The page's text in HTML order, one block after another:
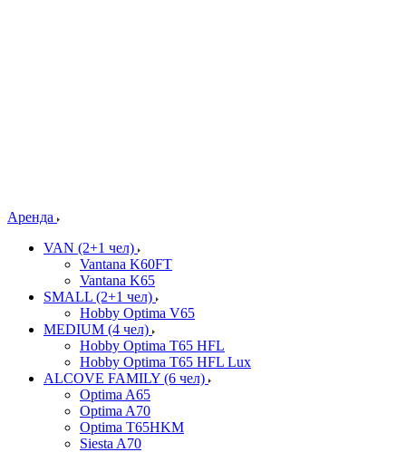
Аренда
VAN (2+1 чел)
Vantana K60FT
Vantana K65
SMALL (2+1 чел)
Hobby Optima V65
MEDIUM (4 чел)
Hobby Optima T65 HFL
Hobby Optima T65 HFL Lux
ALCOVE FAMILY (6 чел)
Optima A65
Optima A70
Optima T65HKM
Siesta A70